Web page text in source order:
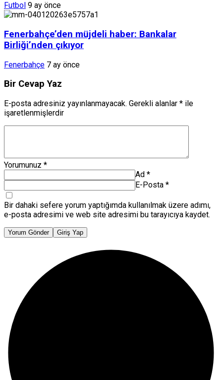
Futbol 9 ay önce
Fenerbahçe’den müjdeli haber: Bankalar
Birliği’nden çıkıyor
Fenerbahçe 7 ay önce
Bir Cevap Yaz
E-posta adresiniz yayınlanmayacak. Gerekli alanlar * ile
işaretlenmişlerdir
Yorumunuz *
Ad *
E-Posta *
Bir dahaki sefere yorum yaptığımda kullanılmak üzere adımı,
e-posta adresimi ve web site adresimi bu tarayıcıya kaydet.
Yorum Gönder Giriş Yap